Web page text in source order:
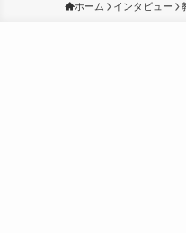
ホーム インタビュー